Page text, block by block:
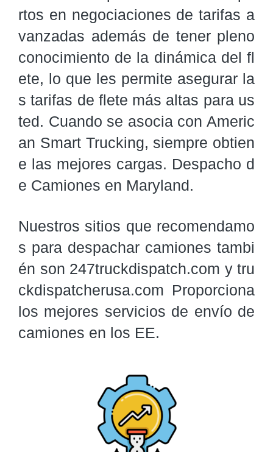
rtos en negociaciones de tarifas a
vanzadas además de tener pleno
conocimiento de la dinámica del fl
ete, lo que les permite asegurar la
s tarifas de flete más altas para us
ted. Cuando se asocia con Americ
an Smart Trucking, siempre obtien
e las mejores cargas. Despacho d
e Camiones en Maryland.
Nuestros sitios que recomendamo
s para despachar camiones tambi
én son 247truckdispatch.com y tru
ckdispatcherusa.com Proporciona
los mejores servicios de envío de
camiones en los EE.